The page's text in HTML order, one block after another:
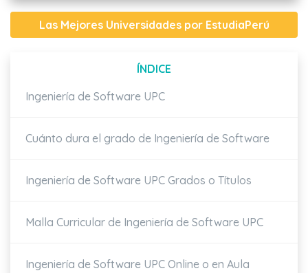
Las Mejores Universidades por EstudiaPerú
ÍNDICE
Ingeniería de Software UPC
Cuánto dura el grado de Ingeniería de Software
Ingeniería de Software UPC Grados o Títulos
Malla Curricular de Ingeniería de Software UPC
Ingeniería de Software UPC Online o en Aula